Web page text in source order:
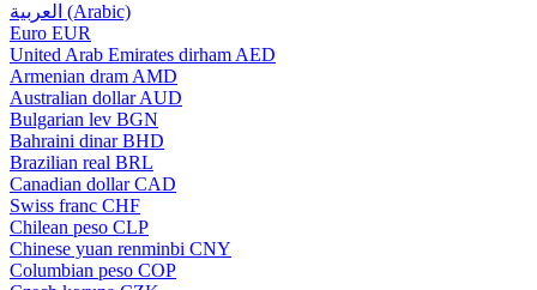
العربية (Arabic)
Euro EUR
United Arab Emirates dirham AED
Armenian dram AMD
Australian dollar AUD
Bulgarian lev BGN
Bahraini dinar BHD
Brazilian real BRL
Canadian dollar CAD
Swiss franc CHF
Chilean peso CLP
Chinese yuan renminbi CNY
Columbian peso COP